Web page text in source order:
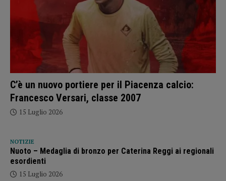
C’è un nuovo portiere per il Piacenza calcio:
Francesco Versari, classe 2007
15 Luglio 2026
NOTIZIE
Nuoto – Medaglia di bronzo per Caterina Reggi ai regionali
esordienti
15 Luglio 2026